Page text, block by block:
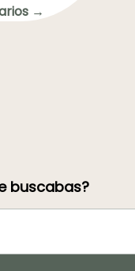
→
buscabas?